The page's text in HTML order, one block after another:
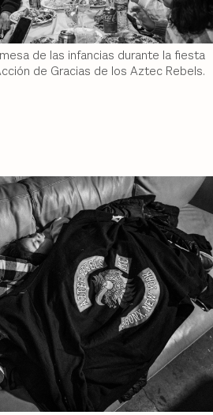
de las infancias durante la fiesta
de Gracias de los Aztec Rebels.